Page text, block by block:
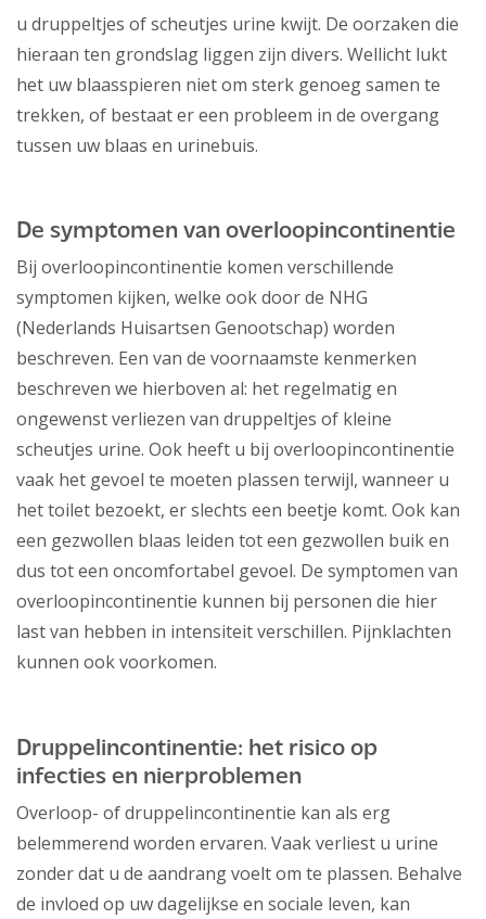
u druppeltjes of scheutjes urine kwijt. De oorzaken die
hieraan ten grondslag liggen zijn divers. Wellicht lukt
het uw blaasspieren niet om sterk genoeg samen te
trekken, of bestaat er een probleem in de overgang
tussen uw blaas en urinebuis.
De symptomen van overloopincontinentie
Bij overloopincontinentie komen verschillende
symptomen kijken, welke ook door de NHG
(Nederlands Huisartsen Genootschap) worden
beschreven. Een van de voornaamste kenmerken
beschreven we hierboven al: het regelmatig en
ongewenst verliezen van druppeltjes of kleine
scheutjes urine. Ook heeft u bij overloopincontinentie
vaak het gevoel te moeten plassen terwijl, wanneer u
het toilet bezoekt, er slechts een beetje komt. Ook kan
een gezwollen blaas leiden tot een gezwollen buik en
dus tot een oncomfortabel gevoel. De symptomen van
overloopincontinentie kunnen bij personen die hier
last van hebben in intensiteit verschillen. Pijnklachten
kunnen ook voorkomen.
Druppelincontinentie: het risico op
infecties en nierproblemen
Overloop- of druppelincontinentie kan als erg
belemmerend worden ervaren. Vaak verliest u urine
zonder dat u de aandrang voelt om te plassen. Behalve
de invloed op uw dagelijkse en sociale leven, kan